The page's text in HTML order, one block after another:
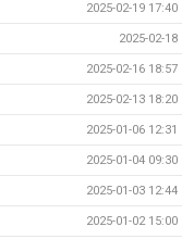
2025-02-19 17:40
2025-02-18
2025-02-16 18:57
2025-02-13 18:20
2025-01-06 12:31
2025-01-04 09:30
2025-01-03 12:44
2025-01-02 15:00